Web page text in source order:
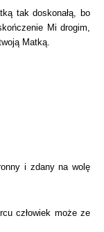
tak doskonałą, bo
Mi drogim,
Matką.
i zdany na wolę
człowiek może ze